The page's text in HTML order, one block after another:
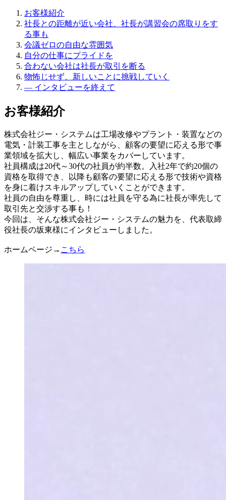
お客様紹介
社長との距離が近い会社、社長が講習会の席取りをす
る事も
会議ゼロの自由な雰囲気
自分の仕事にプライドを
合わない会社は社長が取引を断る
物怖じせず、新しいことに挑戦していく
― インタビューを終えて
お客様紹介
株式会社ジー・システムは工場改修やプラント・装置などの
電気・計装工事を主としながら、顧客の要望に応える形で事
業領域を拡大し、幅広い事業をカバーしています。
社員構成は20代～30代の社員が約半数。入社2年で約20個の
資格を取得でき、以降も顧客の要望に応える形で技術や資格
を身に着けスキルアップしていくことができます。
社員の自由を尊重し、時には社員を守る為に社長が率先して
取引先と交渉する事も！
今回は、そんな株式会社ジー・システムの魅力を、代表取締
役社長の坂東様にインタビューしました。
ホームページ→ こちら